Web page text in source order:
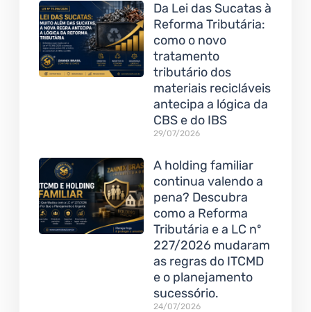
Da Lei das Sucatas à
Reforma Tributária:
como o novo
tratamento
tributário dos
materiais recicláveis
antecipa a lógica da
CBS e do IBS
29/07/2026
A holding familiar
continua valendo a
pena? Descubra
como a Reforma
Tributária e a LC nº
227/2026 mudaram
as regras do ITCMD
e o planejamento
sucessório.
24/07/2026